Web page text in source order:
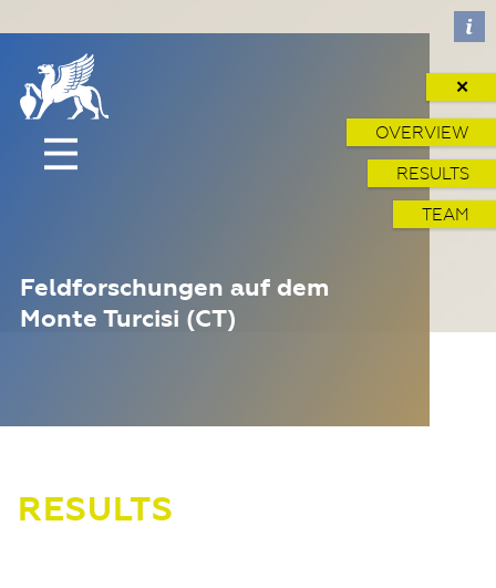
Feldforschungen auf dem
Monte Turcisi (CT)
✕
OVERVIEW
RESULTS
TEAM
RESULTS